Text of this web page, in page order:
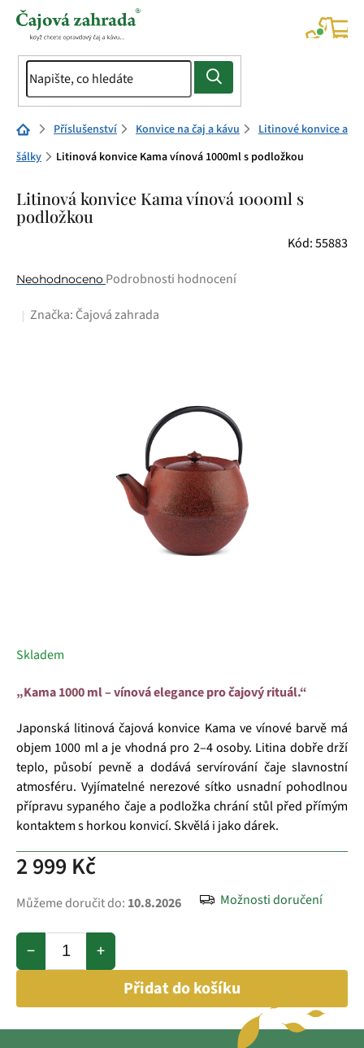
Přejít
Domů Příslušenství Konvice na čaj a kávu
Litinové konvice a
šálky
Litinová konvice Kama vínová 1000ml s podložkou
Litinová konvice Kama vínová 1000ml s
podložkou
Kód:55883
Průměrné
produktu
Neohodnoceno Podrobnosti hodnocení
Značka: Čajová zahrada
2 999 Kč
Skladem
Můžeme doručit do: 10.8.2026 Možnosti doručení
+
−
Přidat do košíku
„Kama 1000 ml – vínová elegance pro čajový rituál.“
Japonská litinová čajová konvice Kama ve vínové barvě má
objem 1000 ml a je vhodná pro 2–4 osoby. Litina dobře drží
teplo, působí pevně a dodává servírování čaje slavnostní
atmosféru. Vyjímatelné nerezové sítko usnadní pohodlnou
přípravu sypaného čaje a podložka chrání stůl před přímým
kontaktem s horkou konvicí. Skvělá i jako dárek.